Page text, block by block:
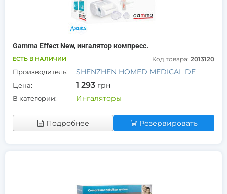
Gamma Effect New, ингалятор компресс.
ЕСТЬ В НАЛИЧИИ Код товара: 2013120
Производитель: SHENZHEN HOMED MEDICAL DE
Цена: 1 293 грн
В категории: Ингаляторы
Подробнее Резервировать